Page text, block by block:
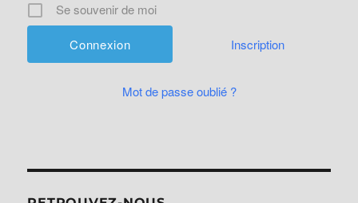
Se souvenir de moi
Inscription
Mot de passe oublié ?